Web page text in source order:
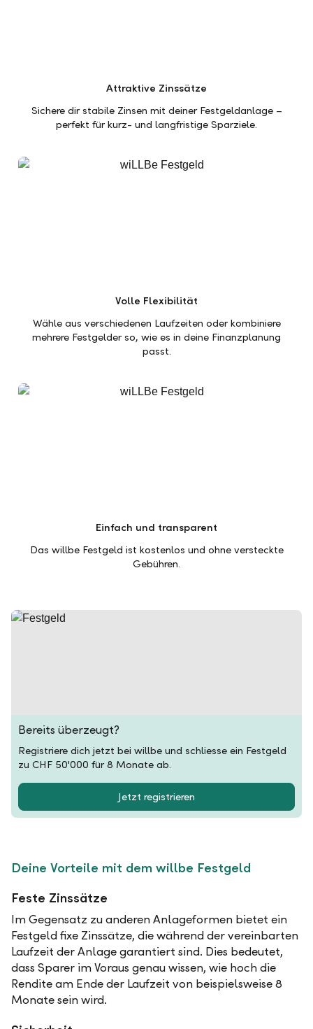
Attraktive Zinssätze
Sichere dir stabile Zinsen mit deiner Festgeldanlage –
perfekt für kurz- und langfristige Sparziele.
Volle Flexibilität
Wähle aus verschiedenen Laufzeiten oder kombiniere
mehrere Festgelder so, wie es in deine Finanzplanung
passt.
Einfach und transparent
Das willbe Festgeld ist kostenlos und ohne versteckte
Gebühren.
Bereits überzeugt?
Registriere dich jetzt bei willbe und schliesse ein Festgeld
zu CHF 50'000 für 8 Monate ab.
Jetzt registrieren
Deine Vorteile mit dem willbe Festgeld
Feste Zinssätze
Im Gegensatz zu anderen Anlageformen bietet ein
Festgeld fixe Zinssätze, die während der vereinbarten
Laufzeit der Anlage garantiert sind. Dies bedeutet,
dass Sparer im Voraus genau wissen, wie hoch die
Rendite am Ende der Laufzeit von beispielsweise 8
Monate sein wird.